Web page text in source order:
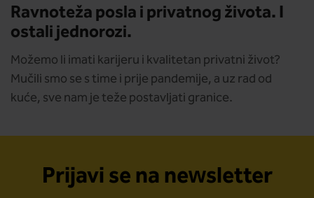
Ravnoteža posla i privatnog života. I
ostali jednorozi.
Možemo li imati karijeru i kvalitetan privatni život?
Mučili smo se s time i prije pandemije, a uz rad od
kuće, sve nam je teže postavljati granice.
Prijavi se na newsletter